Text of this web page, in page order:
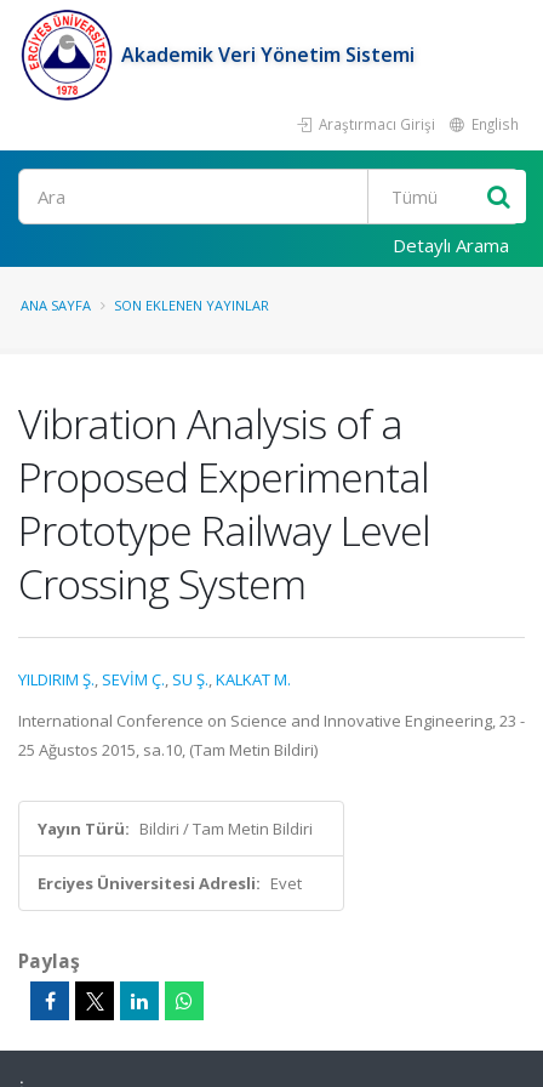
Akademik Veri Yönetim Sistemi
Araştırmacı Girişi English
Ara
Detaylı Arama
ANA SAYFA SON EKLENEN YAYINLAR
Vibration Analysis of a
Proposed Experimental
Prototype Railway Level
Crossing System
YILDIRIM Ş., SEVİM Ç., SU Ş.,KALKAT M.
International Conference on Science and Innovative Engineering, 23 -
25 Ağustos 2015, sa.10, (Tam Metin Bildiri)
Yayın Türü: Bildiri / Tam Metin Bildiri
Erciyes Üniversitesi Adresli: Evet
Paylaş